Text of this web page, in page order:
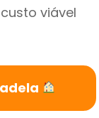
viável